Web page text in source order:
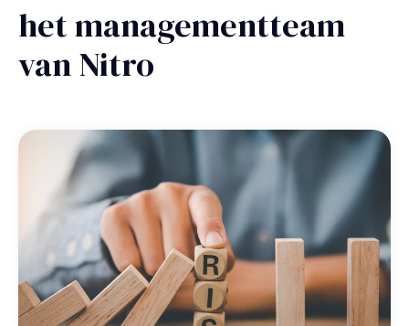
het managementteam
van Nitro